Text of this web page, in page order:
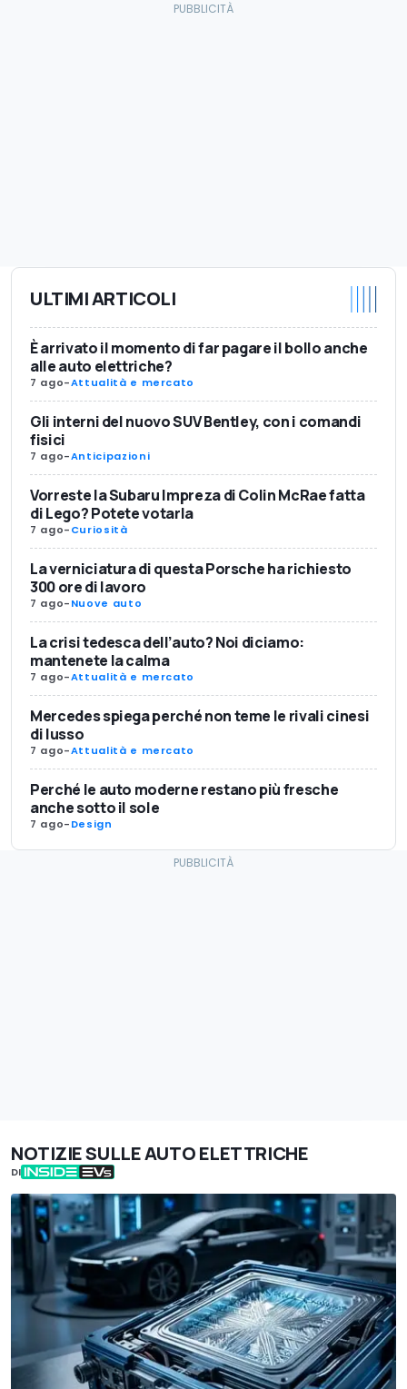
ULTIMI ARTICOLI
È arrivato il momento di far pagare il bollo anche
alle auto elettriche?
7 ago-Attualità e mercato
Gli interni del nuovo SUV Bentley, con i comandi
fisici
7 ago-Anticipazioni
Vorreste la Subaru Impreza di Colin McRae fatta
di Lego? Potete votarla
7 ago-Curiosità
La verniciatura di questa Porsche ha richiesto
300 ore di lavoro
7 ago-Nuove auto
La crisi tedesca dell’auto? Noi diciamo:
mantenete la calma
7 ago-Attualità e mercato
Mercedes spiega perché non teme le rivali cinesi
di lusso
7 ago-Attualità e mercato
Perché le auto moderne restano più fresche
anche sotto il sole
7 ago-Design
NOTIZIE SULLE AUTO ELETTRICHE
DI